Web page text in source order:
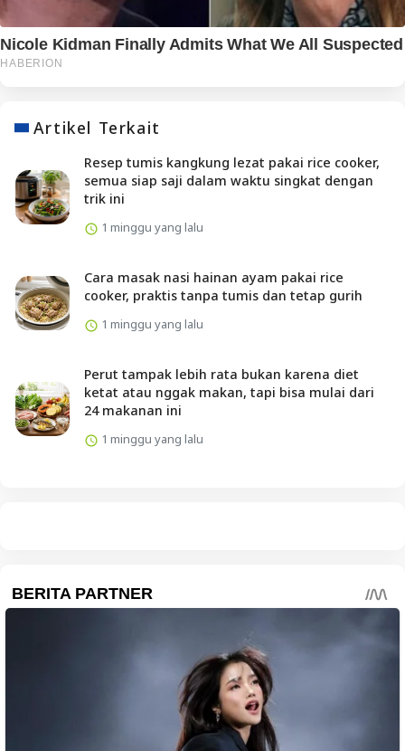
Artikel Terkait
Resep tumis kangkung lezat pakai rice cooker,
semua siap saji dalam waktu singkat dengan
trik ini
1 minggu yang lalu
Cara masak nasi hainan ayam pakai rice
cooker, praktis tanpa tumis dan tetap gurih
1 minggu yang lalu
Perut tampak lebih rata bukan karena diet
ketat atau nggak makan, tapi bisa mulai dari
24 makanan ini
1 minggu yang lalu